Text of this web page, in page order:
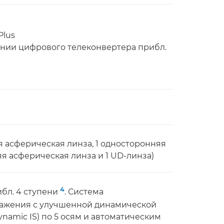
цифрового телеконвертера прибл.
асферическая линза, 1 односторонняя
асферическая линза и 1 UD-линза)
4 ступени 4. Система
с улучшенной динамической
IS) по 5 осям и автоматическим